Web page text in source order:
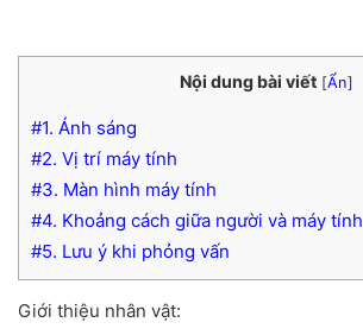
Nội dung bài viết [Ẩn]
#1. Ánh sáng
#2. Vị trí máy tính
#3. Màn hình máy tính
#4. Khoảng cách giữa người và máy tính
#5. Lưu ý khi phỏng vấn
Giới thiệu nhân vật: